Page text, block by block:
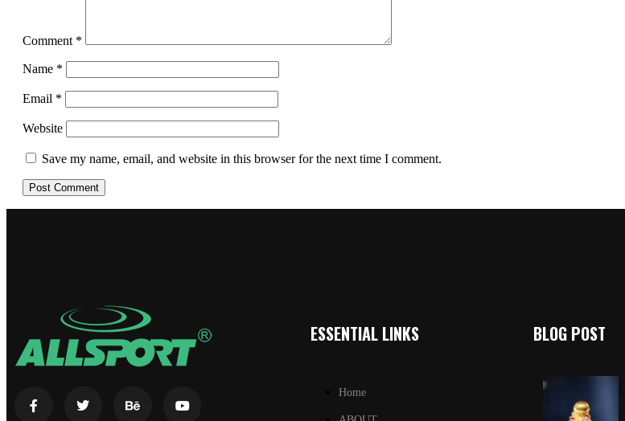
Comment *
Name *
Email *
Website
Save my name, email, and website in this browser for the next time I comment.
ESSENTIAL LINKS
Home
BLOG POST